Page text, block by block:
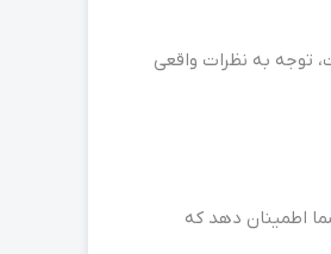
توجه به نظرات واقعی
اطمینان دهد که